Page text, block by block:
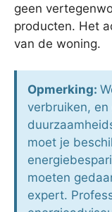
geen
producten. Het
van de woning.
Opmerking:
verbruiken, en
moet je
moeten
expert.